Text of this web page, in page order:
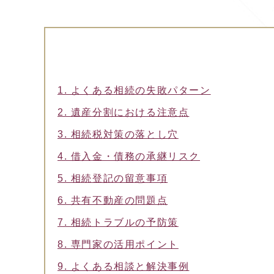
1. よくある相続の失敗パターン
2. 遺産分割における注意点
3. 相続税対策の落とし穴
4. 借入金・債務の承継リスク
5. 相続登記の留意事項
6. 共有不動産の問題点
7. 相続トラブルの予防策
8. 専門家の活用ポイント
9. よくある相談と解決事例